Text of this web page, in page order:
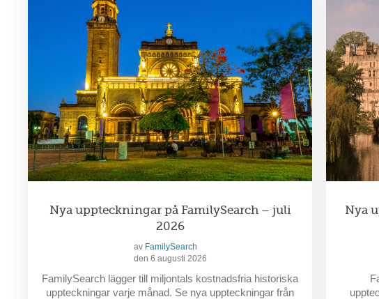
Nya uppteckningar på FamilySearch – juli
2026
av FamilySearch
den 6 augusti 2026
FamilySearch lägger till miljontals kostnadsfria historiska
uppteckningar varje månad. Se nya uppteckningar från
Nya